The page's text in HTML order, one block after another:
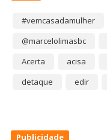
#vemcasadamulher
@marcelolimasbc
Acerta
acisa
detaque
edir
Publicidade